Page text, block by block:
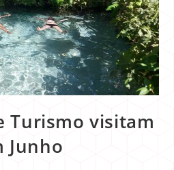
Turismo visitam
Junho